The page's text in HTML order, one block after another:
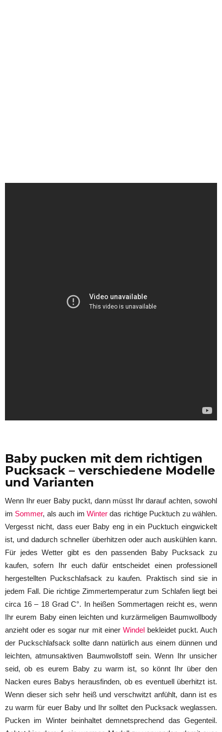
Baby pucken mit dem richtigen
Pucksack – verschiedene Modelle
und Varianten
Wenn Ihr euer Baby puckt, dann müsst Ihr darauf achten, sowohl
im Sommer, als auch imWinter das richtige Pucktuch zu wählen.
Vergesst nicht, dass euer Baby eng in ein Pucktuch eingwickelt
ist, und dadurch schneller überhitzen oder auch auskühlen kann.
Für jedes Wetter gibt es den passenden Baby Pucksack zu
kaufen, sofern Ihr euch dafür entscheidet einen professionell
hergestellten Puckschlafsack zu kaufen. Praktisch sind sie in
jedem Fall. Die richtige Zimmertemperatur zum Schlafen liegt bei
circa 16 – 18 Grad C°. In heißen Sommertagen reicht es, wenn
Ihr eurem Baby einen leichten und kurzärmeligen Baumwollbody
anzieht oder es sogar nur mit einer Windelbekleidet puckt. Auch
der Puckschlafsack sollte dann natürlich aus einem dünnen und
leichten, atmunsaktiven Baumwollstoff sein. Wenn Ihr unsicher
seid, ob es eurem Baby zu warm ist, so könnt Ihr über den
Nacken eures Babys herausfinden, ob es eventuell überhitzt ist.
Wenn dieser sich sehr heiß und verschwitzt anfühlt, dann ist es
zu warm für euer Baby und Ihr solltet den Pucksack weglassen.
Pucken im Winter beinhaltet demnetsprechend das Gegenteil.